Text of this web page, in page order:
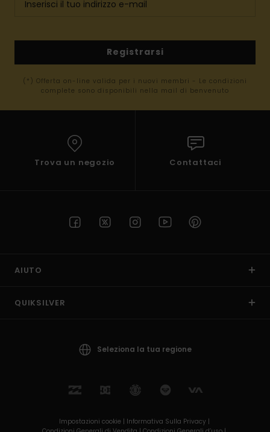
Registrarsi
(*) Offerta on-line valida per i nuovi membri - Le condizioni
complete sono disponibili nella mail di benvenuto
Trova un negozio Contattaci
AIUTO
QUIKSILVER
Seleziona la tua regione
Impostazioni cookie | Informativa Sulla Privacy |